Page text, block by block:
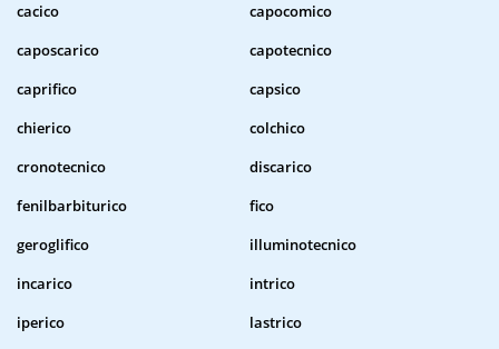
cacico
capocomico
caposcarico
capotecnico
caprifico
capsico
chierico
colchico
cronotecnico
discarico
fenilbarbiturico
fico
geroglifico
illuminotecnico
incarico
intrico
iperico
lastrico